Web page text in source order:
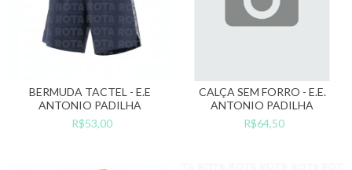
BERMUDA TACTEL - E.E
ANTONIO PADILHA
R$53,00
CALÇA SEM FORRO - E.E.
ANTONIO PADILHA
R$64,50